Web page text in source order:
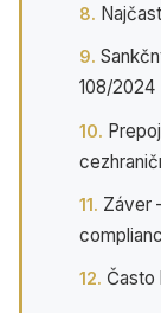
108/2024
Záver
Často